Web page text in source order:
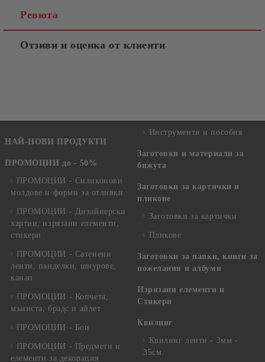
Ревюта
Отзиви и оценка от клиенти
НАЙ-НОВИ ПРОДУКТИ
ПРОМОЦИИ до - 50%
ПРОМОЦИИ - Силиконови
молдове и форми за отливки
ПРОМОЦИИ - Дизайнерски
хартии, изрязани елементи,
стикери
ПРОМОЦИИ - Сатенени
ленти, панделки, шнурове,
канап
ПРОМОЦИИ - Копчета,
мъниста, брадс и айлет
ПРОМОЦИИ - Бои
ПРОМОЦИИ - Предмети и
елементи за декорация
Инструменти и пособия
Заготовки и материали за
бижута
Заготовки за картички и
пликове
Заготовки за картички
Пликове
Заготовки за папки, книги за
пожелания и албуми
Изрязани елементи и
Стикери
Квилинг
Квилинг ленти - 3мм -
35см.